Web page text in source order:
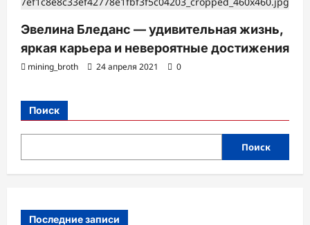
Эвелина Бледанс — удивительная жизнь,
яркая карьера и невероятные достижения
mining_broth 24 апреля 2021 0
Поиск
Поиск
Последние записи